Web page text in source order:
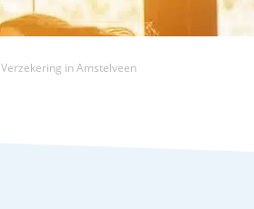
Verzekering in Amstelveen